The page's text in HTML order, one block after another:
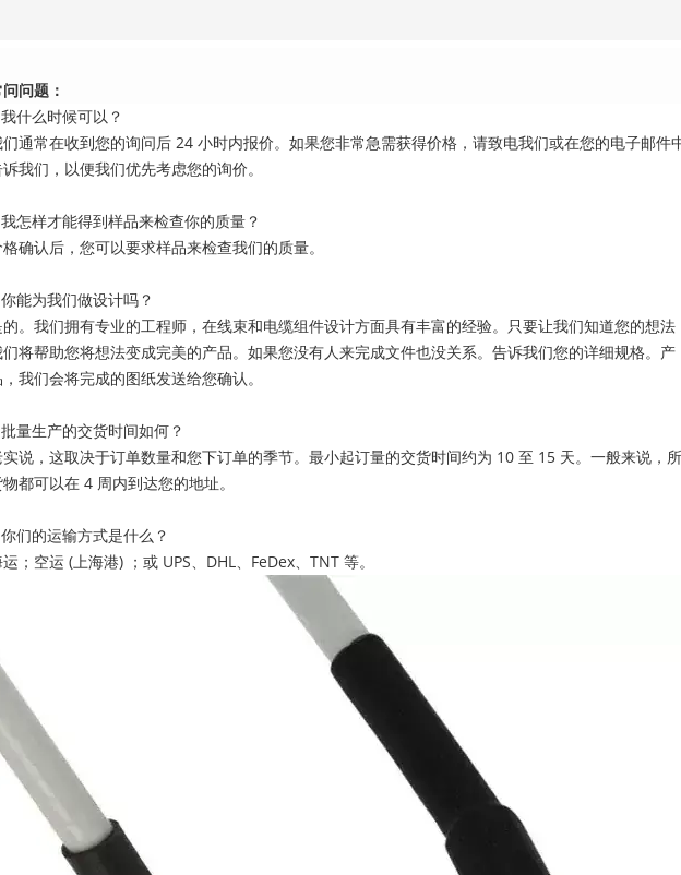
问题：
什么时候可以？
们通常在收到您的询问后 24 小时内报价。如果您非常急需获得价格，请致电我们或在您的电子邮件
我们，以便我们优先考虑您的询价。
怎样才能得到样品来检查你的质量？
确认后，您可以要求样品来检查我们的质量。
能为我们做设计吗？
。我们拥有专业的工程师，在线束和电缆组件设计方面具有丰富的经验。只要让我们知道您的想法
们将帮助您将想法变成完美的产品。如果您没有人来完成文件也没关系。告诉我们您的详细规格。产
我们会将完成的图纸发送给您确认。
量生产的交货时间如何？
实说，这取决于订单数量和您下订单的季节。最小起订量的交货时间约为 10 至 15 天。一般来说，
都可以在 4 周内到达您的地址。
们的运输方式是什么？
；空运 (上海港) ；或 UPS、DHL、FeDex、TNT 等。